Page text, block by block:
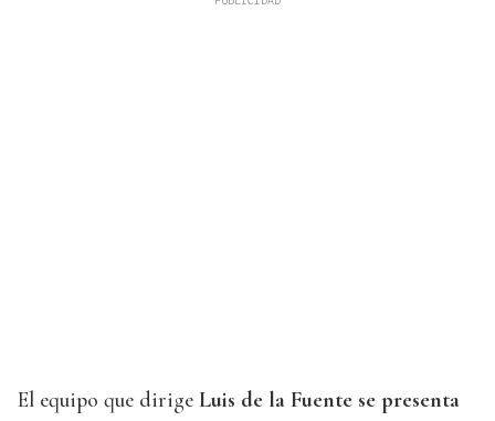
El equipo que dirige Luis de la Fuente se presenta